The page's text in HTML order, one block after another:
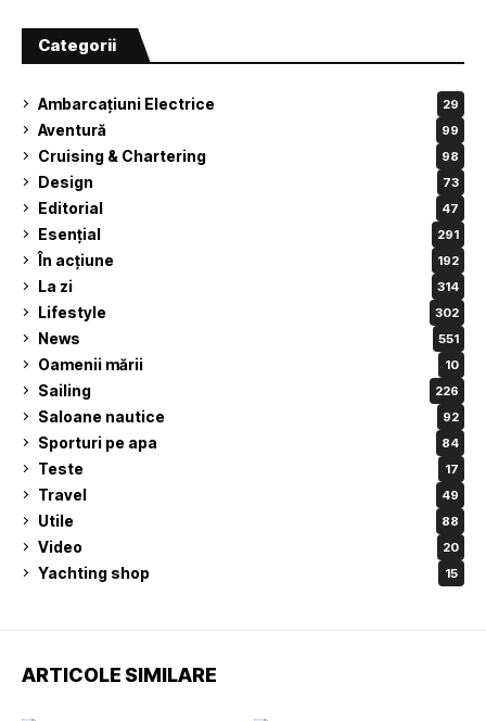
Categorii
Ambarcațiuni Electrice 29
Aventură 99
Cruising & Chartering 98
Design 73
Editorial 47
Esențial 291
În acțiune 192
La zi 314
Lifestyle 302
News 551
Oamenii mării 10
Sailing 226
Saloane nautice 92
Sporturi pe apa 84
Teste 17
Travel 49
Utile 88
Video 20
Yachting shop 15
ARTICOLE SIMILARE